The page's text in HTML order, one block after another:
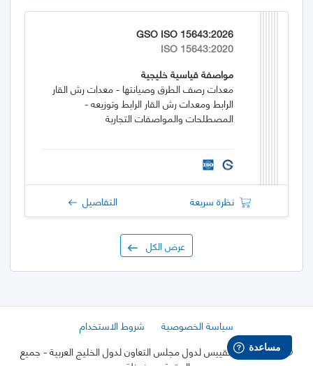
GSO ISO 15643:2026
ISO 15643:2020
مواصفة قياسية خليجية
معدات رصف الطرق وصيانتها - معدات رش القار
الرابط ومعدات رش القار الرابط وتوزيعه -
المصطلحات والمواصفات التجارية
نظرة سريعة التفاصيل
عرض الكل
سياسة الخصوصية
شروط الاستخدام
© 2026 هيئة التقييس لدول مجلس التعاون لدول الخليج العربية
- جميع